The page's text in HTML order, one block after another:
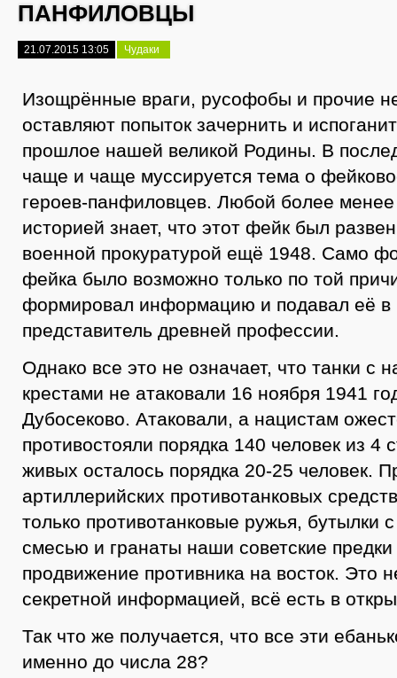
ПАНФИЛОВЦЫ
21.07.2015 13:05 Чудаки
Изощрённые враги, русофобы и прочие
оставляют попыток зачернить и
прошлое нашей великой Родины. В
чаще и чаще муссируется тема о
героев-панфиловцев. Любой более
историей знает, что этот фейк был
военной прокуратурой ещё 1948. Само
фейка было возможно только по той
формировал информацию и подавал её в
представитель древней профессии.
Однако все это не означает, что танки с
крестами не атаковали 16 ноября 1941
Дубосеково. Атаковали, а нацистам
противостояли порядка 140 человек из 4
живых осталось порядка 20-25 человек.
артиллерийских противотанковых
только противотанковые ружья, бутылки
смесью и гранаты наши советские предки
продвижение противника на восток. Это
секретной информацией, всё есть в
Так что же получается, что все эти
именно до числа 28?